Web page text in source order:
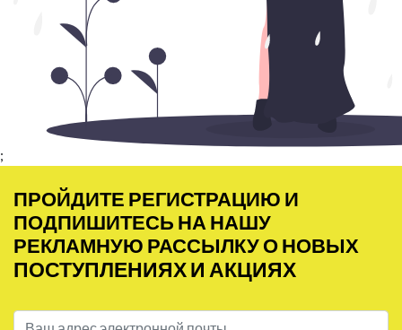
;
ПРОЙДИТЕ РЕГИСТРАЦИЮ И
ПОДПИШИТЕСЬ НА НАШУ
РЕКЛАМНУЮ РАССЫЛКУ О НОВЫХ
ПОСТУПЛЕНИЯХ И АКЦИЯХ